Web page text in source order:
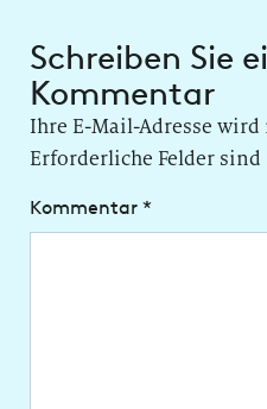
Schreiben Sie
Kommentar
Ihre E-Mail-Adresse
Erforderliche Felder
Kommentar *